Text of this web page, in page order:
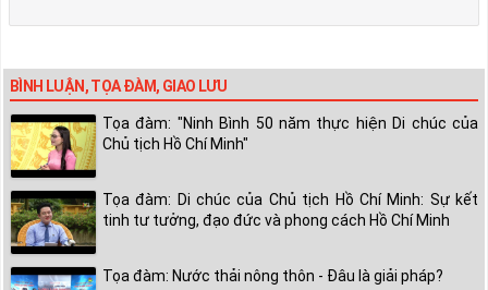
BÌNH LUẬN, TỌA ĐÀM, GIAO LƯU
Tọa đàm: "Ninh Bình 50 năm thực hiện Di chúc của
Chủ tịch Hồ Chí Minh"
Tọa đàm: Di chúc của Chủ tịch Hồ Chí Minh: Sự kết
tinh tư tưởng, đạo đức và phong cách Hồ Chí Minh
Tọa đàm: Nước thải nông thôn - Đâu là giải pháp?